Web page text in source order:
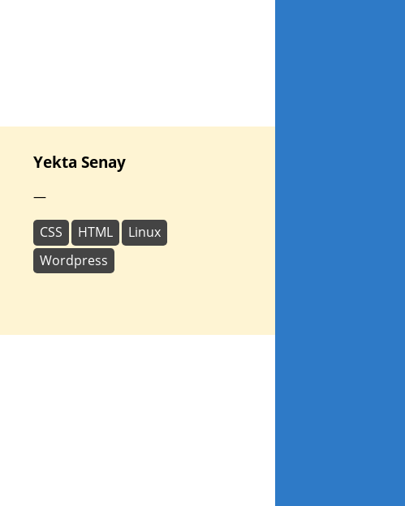
Yekta Senay
—
CSS HTML
Linux
Wordpress